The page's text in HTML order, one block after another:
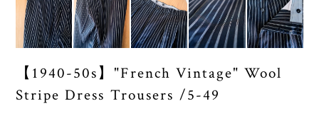
【1940-50s】"French Vintage" Wool
Stripe Dress Trousers /5-49